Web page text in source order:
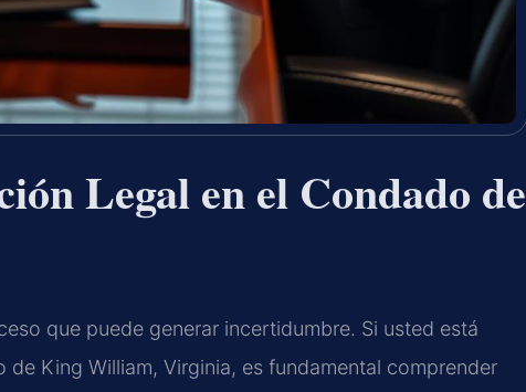
Legal en el Condado de
que puede generar incertidumbre. Si usted está
King William, Virginia, es fundamental comprender